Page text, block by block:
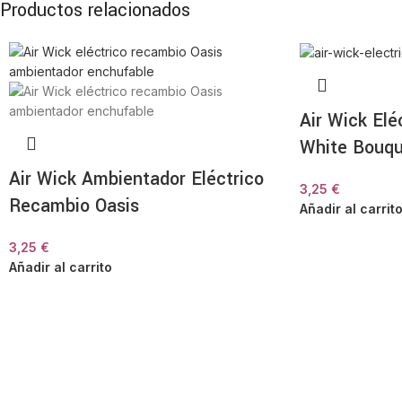
Productos relacionados
Air Wick Ambientador Eléctrico
Recambio Oasis
3,25 €
Añadir al carrito
Air Wick
White
3,25 €
Añadir al carrito